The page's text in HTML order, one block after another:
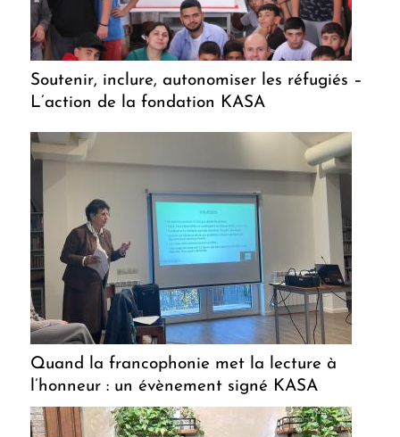
Soutenir, inclure, autonomiser les réfugiés –
L’action de la fondation KASA
Quand la francophonie met la lecture à
l’honneur : un évènement signé KASA